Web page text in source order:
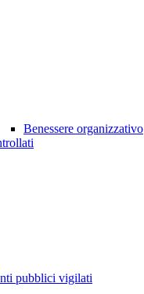
Benessere organizzativo
pubblici vigilati